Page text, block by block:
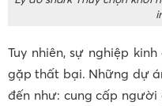
Tuy nhiên, sự nghiệp
gặp thất bại. Những dự
đến như: cung cấp